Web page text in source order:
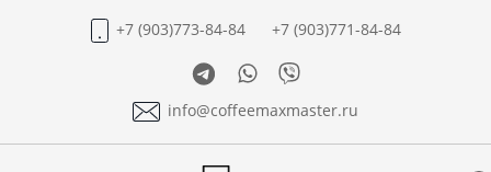
+7 (903)773-84-84
+7 (903)771-84-84
TelegramWhatsapp
Viber
info@coffeemaxmaster.ru